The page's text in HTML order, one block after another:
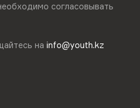
согласовывать
на info@youth.kz